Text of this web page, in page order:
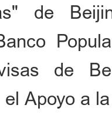
de
de
Apoyo a